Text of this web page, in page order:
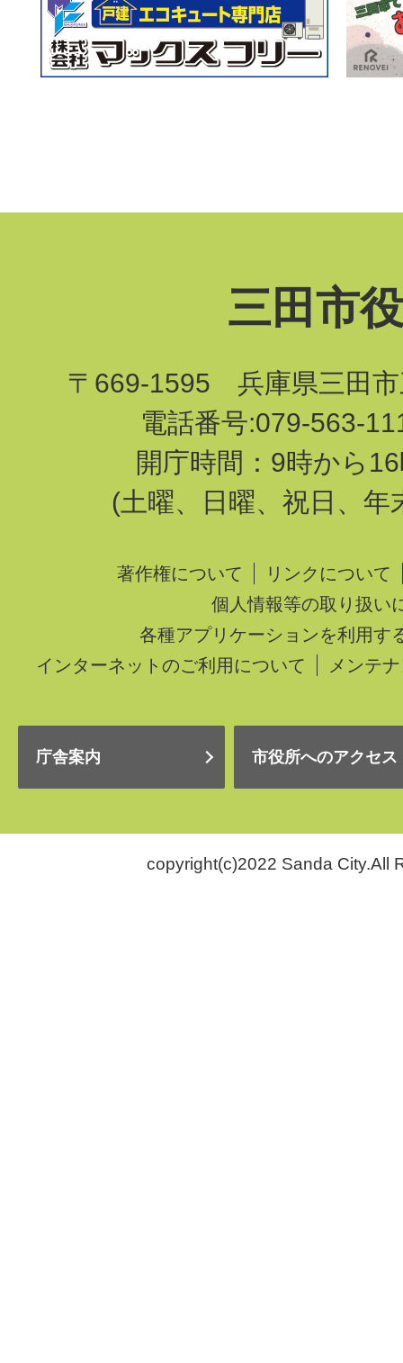
三田市
〒669-1595 兵庫県三田市
電話番号:079-563-
開庁時間：9時から
(土曜、日曜、祝日、年
著作権について
リンクについて
個人情報等の取り扱い
各種アプリケーションを利用す
インターネットのご利用について
メンテ
庁舎案内 市役所へのアクセス
copyright(c)2022 Sanda City.All